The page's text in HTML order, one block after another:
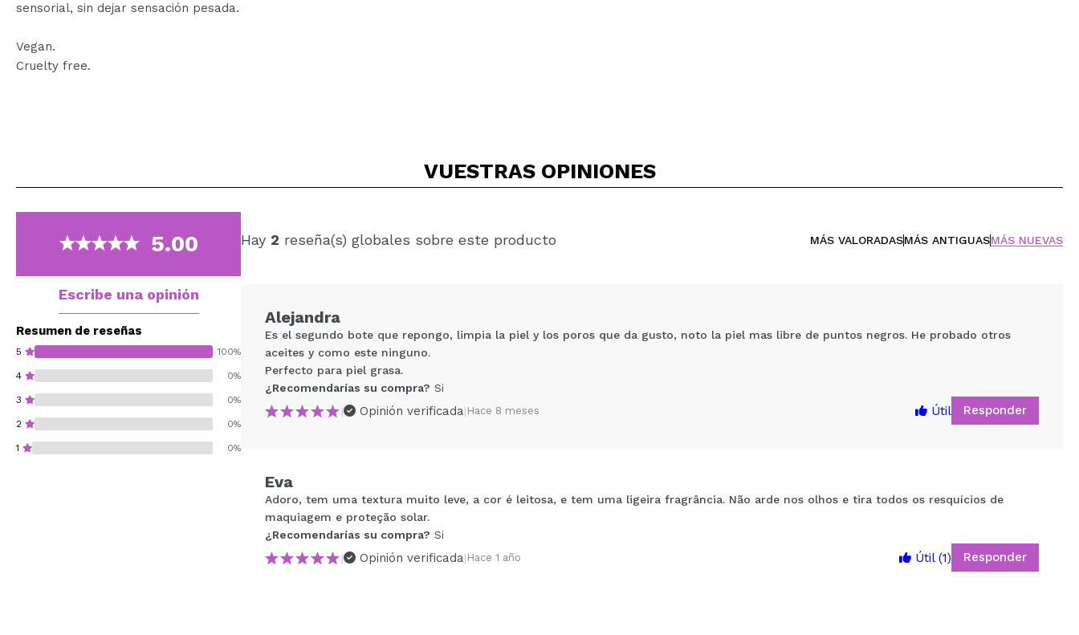
sensorial, sin dejar sensación pesada.
Vegan.
Cruelty free.
VUESTRAS OPINIONES
5.00
Escribe una opinión
Resumen de reseñas
5 100%
4 0%
3 0%
2 0%
1 0%
Hay 2 reseña(s) globales sobre este producto MÁS VALORADASMÁS ANTIGUASMÁS NUEVAS
¿Recomendarías su compra? Si
Alejandra
Es el segundo bote que repongo, limpia la piel y los poros que da gusto, noto la piel mas libre de puntos negros. He probado otros
aceites y como este ninguno.
Perfecto para piel grasa.
¿Recomendarías su compra? Si
|
Opinión verificada| Hace 8 meses Útil Responder
Eva
Adoro, tem uma textura muito leve, a cor é leitosa, e tem uma ligeira fragrância. Não arde nos olhos e tira todos os resquícios de
maquiagem e proteção solar.
¿Recomendarías su compra? Si
|
Opinión verificada| Hace 1 año Útil (1) Responder